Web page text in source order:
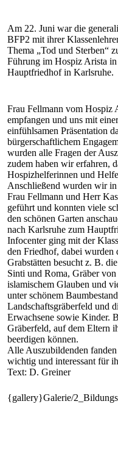
Am 22. Juni war die
BFP2 mit ihrer
Thema „Tod und Sterben“
Führung im Hospiz Arista
Hauptfriedhof in Karlsruhe.
Frau Fellmann vom Hospiz
empfangen und uns mit
einfühlsamen Präsentation
bürgerschaftlichem
wurden alle Fragen der
zudem haben wir erfahren,
Hospizhelferinnen und
Anschließend wurden wir
Frau Fellmann und Herr
geführt und konnten viele
den schönen Garten
nach Karlsruhe zum
Infocenter ging mit der
den Friedhof, dabei wurden
Grabstätten besucht z. B.
Sinti und Roma, Gräber
islamischem Glauben und
unter schönem
Landschaftsgräberfeld und
Erwachsene sowie Kinder.
Gräberfeld, auf dem Eltern
beerdigen können.
Alle Auszubildenden
wichtig und interessant für
Text: D. Greiner
{gallery}Galerie/